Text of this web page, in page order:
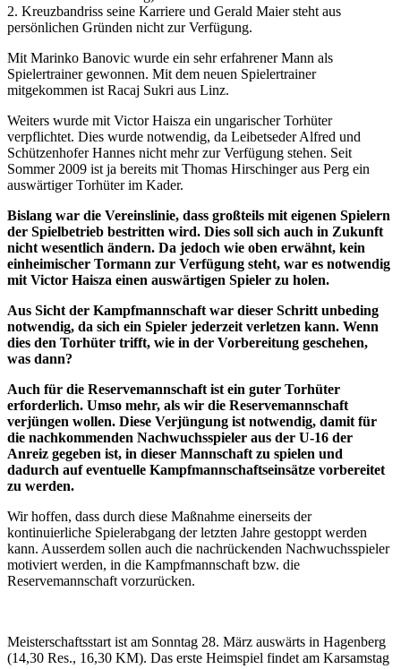
2. Kreuzbandriss seine Karriere und Gerald Maier steht aus
persönlichen Gründen nicht zur Verfügung.
Mit Marinko Banovic wurde ein sehr erfahrener Mann als
Spielertrainer gewonnen. Mit dem neuen Spielertrainer
mitgekommen ist Racaj Sukri aus Linz.
Weiters wurde mit Victor Haisza ein ungarischer Torhüter
verpflichtet. Dies wurde notwendig, da Leibetseder Alfred und
Schützenhofer Hannes nicht mehr zur Verfügung stehen. Seit
Sommer 2009 ist ja bereits mit Thomas Hirschinger aus Perg ein
auswärtiger Torhüter im Kader.
Bislang war die Vereinslinie, dass großteils mit eigenen Spielern
der Spielbetrieb bestritten wird. Dies soll sich auch in Zukunft
nicht wesentlich ändern. Da jedoch wie oben erwähnt, kein
einheimischer Tormann zur Verfügung steht, war es notwendig
mit Victor Haisza einen auswärtigen Spieler zu holen.
Aus Sicht der Kampfmannschaft war dieser Schritt unbeding
notwendig, da sich ein Spieler jederzeit verletzen kann. Wenn
dies den Torhüter trifft, wie in der Vorbereitung geschehen,
was dann?
Auch für die Reservemannschaft ist ein guter Torhüter
erforderlich. Umso mehr, als wir die Reservemannschaft
verjüngen wollen. Diese Verjüngung ist notwendig, damit für
die nachkommenden Nachwuchsspieler aus der U-16 der
Anreiz gegeben ist, in dieser Mannschaft zu spielen und
dadurch auf eventuelle Kampfmannschaftseinsätze vorbereitet
zu werden.
Wir hoffen, dass durch diese Maßnahme einerseits der
kontinuierliche Spielerabgang der letzten Jahre gestoppt werden
kann. Ausserdem sollen auch die nachrückenden Nachwuchsspieler
motiviert werden, in die Kampfmannschaft bzw. die
Reservemannschaft vorzurücken.
Meisterschaftsstart ist am Sonntag 28. März auswärts in Hagenberg
(14,30 Res., 16,30 KM). Das erste Heimspiel findet am Karsamstag